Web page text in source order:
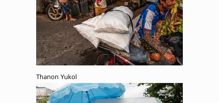
Thanon Yukol